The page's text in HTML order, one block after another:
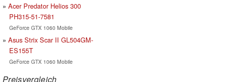
Acer Predator Helios 300
PH315-51-7581
GeForce GTX 1060 Mobile
Asus Strix Scar II GL504GM-
ES155T
GeForce GTX 1060 Mobile
Preisvergleich